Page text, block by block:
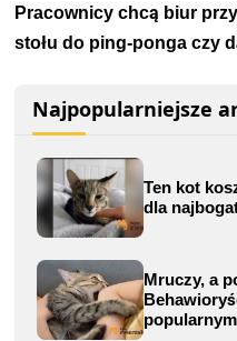
Pracownicy chcą biur
stołu do ping-ponga czy
Najpopularniejsze
Ten kot
dla
Mruczy, a